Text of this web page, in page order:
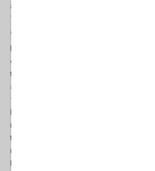
ancora più rapidamente. E se una
Trump emerge su tutte le altre è l'evidente
amministrazione: la distruzione.
disastro. L'uomo che ha proposto di porre
terrore dell'Israele sionista contro il popolo
autorizza “lo Stato ebraico” a violare
fuoco negoziato da uno degli inviati di Trump
ripristinare le relazioni con la Russia ha
tradimento nei confronti di Mosca, di
regime di Kiev armi e informazioni essenziali